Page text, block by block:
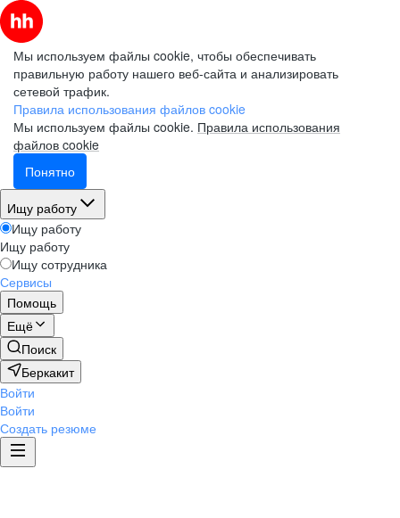
Мы используем файлы cookie, чтобы обеспечивать
правильную работу нашего веб-сайта и анализировать
сетевой трафик.
Правила использования файлов cookie
Мы используем файлы cookie. Правила использования
файлов cookie
Понятно
Ищу работу
Ищу работу
Ищу работу
Ищу сотрудника
Сервисы
Помощь
Ещё
Поиск
Беркакит
Войти
Войти
Создать резюме